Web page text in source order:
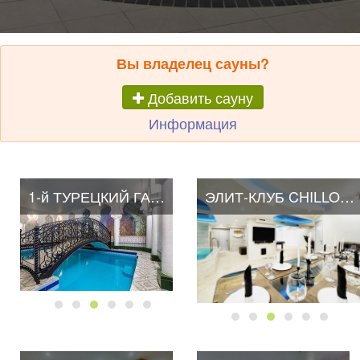
Вы владелец сауны?
Добавить сауну
Информация
1-й ТУРЕЦКИЙ ГАМБИТ ЭЛИТ-КЛУБ CHILLOUT